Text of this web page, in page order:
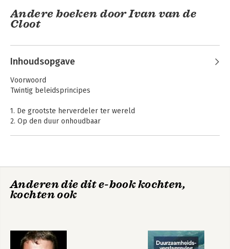
Andere boeken door Ivan van de
Cloot
Bekijk alle boeken
Inhoudsopgave
Voorwoord
Twintig beleidsprincipes
1. De grootste herverdeler ter wereld
2. Op den duur onhoudbaar
8. Verbruiksbelasting
9. Vermogensbelasting
Twintig beleidsprincipes
Anderen die dit e-book kochten,
kochten ook